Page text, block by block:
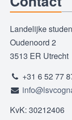
Landelijke
Oudenoord 2
3513 ER Utrecht
+31 6 52 77
KvK: 30212406